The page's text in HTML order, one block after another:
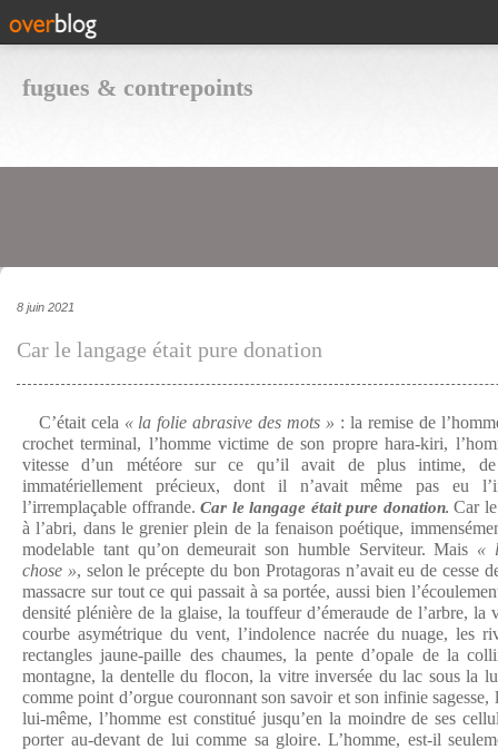
fugues & contrepoints
8 juin 2021
Car le langage était pure donation
C’était cela « la folie abrasive des mots » : la remise de
crochet terminal, l’homme victime de son propre hara-kiri,
vitesse d’un météore sur ce qu’il avait de plus intime,
immatériellement précieux, dont il n’avait même pas eu
l’irremplaçable offrande. Car le langage était pure donation. Car
à l’abri, dans le grenier plein de la fenaison poétique,
modelable tant qu’on demeurait son humble Serviteur. Mais «
chose », selon le précepte du bon Protagoras n’avait eu de cesse
massacre sur tout ce qui passait à sa portée, aussi bien
densité plénière de la glaise, la touffeur d’émeraude de l’arbre, la
courbe asymétrique du vent, l’indolence nacrée du nuage, les
rectangles jaune-paille des chaumes, la pente d’opale de la
montagne, la dentelle du flocon, la vitre inversée du lac sous la
comme point d’orgue couronnant son savoir et son infinie
lui-même, l’homme est constitué jusqu’en la moindre de ses
porter au-devant de lui comme sa gloire. L’homme, est-il